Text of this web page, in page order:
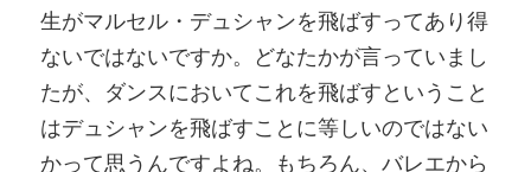
生がマルセル・デュシャンを飛ばすってあり得
ないではないですか。どなたかが言っていまし
たが、ダンスにおいてこれを飛ばすということ
はデュシャンを飛ばすことに等しいのではない
かって思うんですよね。もちろん、バレエから